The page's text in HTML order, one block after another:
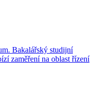
Bakalářský studijní
zaměření na oblast řízení